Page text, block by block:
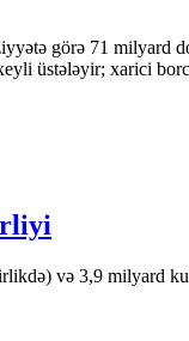
görə 71 milyard
üstələyir; xarici
və 3,9 milyard